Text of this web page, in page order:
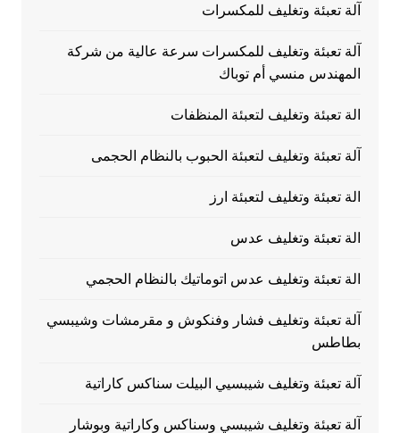
آلة تعبئة وتغليف للمكسرات
آلة تعبئة وتغليف للمكسرات سرعة عالية من شركة
المهندس منسي أم توباك
الة تعبئة وتغليف لتعبئة المنظفات
آلة تعبئة وتغليف لتعبئة الحبوب بالنظام الحجمى
الة تعبئة وتغليف لتعبئة ارز
الة تعبئة وتغليف عدس
الة تعبئة وتغليف عدس اتوماتيك بالنظام الحجمي
آلة تعبئة وتغليف فشار وفنكوش و مقرمشات وشيبسي
بطاطس
آلة تعبئة وتغليف شيبسيي البيلت سناكس كاراتية
آلة تعبئة وتغليف شيبسي وسناكس وكاراتية وبوشار